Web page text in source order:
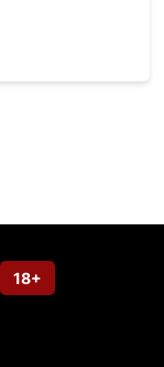
18+